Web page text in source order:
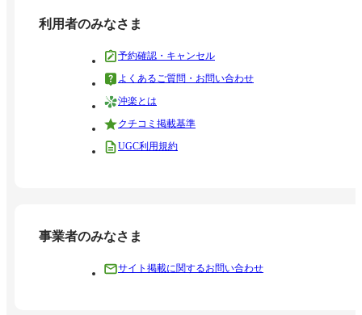
利用者のみなさま
予約確認・キャンセル
よくあるご質問・お問い合わせ
沖楽とは
クチコミ掲載基準
UGC利用規約
事業者のみなさま
サイト掲載に関するお問い合わせ